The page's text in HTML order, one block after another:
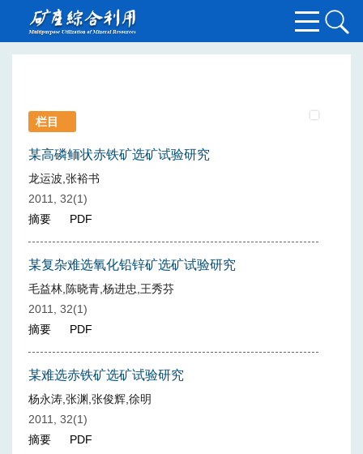
栏目
某高磷鲕状赤铁矿选矿试验研究
龙运波,张裕书
2011, 32(1)
摘要
PDF
某复杂难选氧化铅锌矿选矿试验研究
毛益林,陈晓青,杨进忠,王秀芬
2011, 32(1)
摘要
PDF
某难选赤铁矿选矿试验研究
杨永涛,张渊,张俊辉,徐明
2011, 32(1)
摘要
PDF